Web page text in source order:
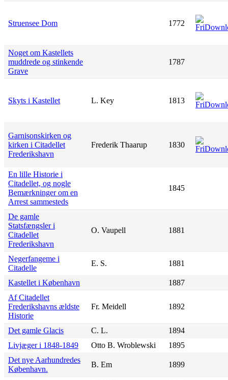
Struensee Dom 1772
Noget om Kastellets
muddrede og stinkende
Grave
1787
Skyts i Kastellet L. Key 1813
Garnisonskirken og
kirken i Citadellet
Frederikshavn
Frederik Thaarup 1830
En lille Historie i
Citadellet, og nogle
Bemærkninger om en
Arrest sammesteds
1845
De gamle
Statsfængsler i
Citadellet
Frederikshavn
O. Vaupell 1881
Negerfangeme i
Citadelle
E. S. 1881
Kastellet i København
1887
Af Citadellet
Frederikshavns ældste
Historie
Fr. Meidell 1892
Det gamle Glacis C. L.
1894
Livjæger i 1848-1849
Otto B. Wroblewski
1895
Det nye Aarhundredes
København.
B. Em 1899